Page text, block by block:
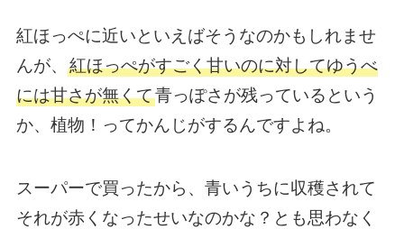
紅ほっぺに近いといえばそうなのかもしれませ
んが、 紅ほっぺがすごく甘いのに対してゆうべ
には甘さが無くて青っぽさが残っているという
か、植物！ってかんじがするんですよね。
スーパーで買ったから、青いうちに収穫されて
それが赤くなったせいなのかな？とも思わなく